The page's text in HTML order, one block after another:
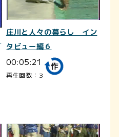
庄川と人々の暮らし イン
タビュー編６
00:05:21
再生回数：3